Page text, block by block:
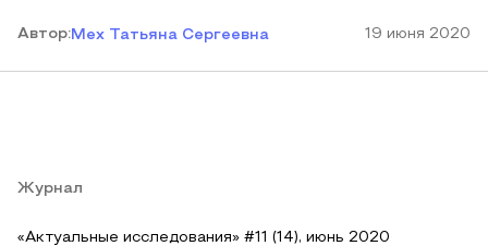
Автор:Мех Татьяна Сергеевна 19 июня 2020
Журнал
«Актуальные исследования» #11 (14), июнь 2020